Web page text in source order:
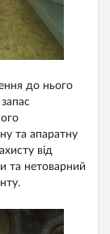
до нього
та апаратну
від
та нетоварний